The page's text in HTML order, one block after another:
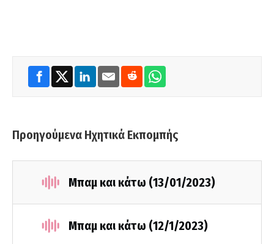
Προηγούμενα Ηχητικά Εκπομπής
Μπαμ και κάτω (13/01/2023)
Μπαμ και κάτω (12/1/2023)